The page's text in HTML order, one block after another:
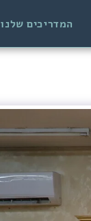
המדריכים שלנו